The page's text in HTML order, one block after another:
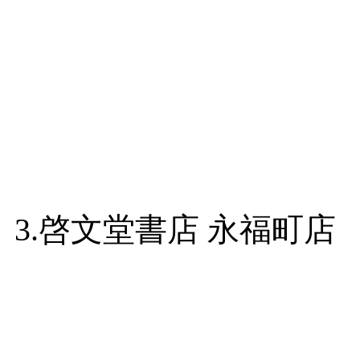
3.啓文堂書店 永福町店